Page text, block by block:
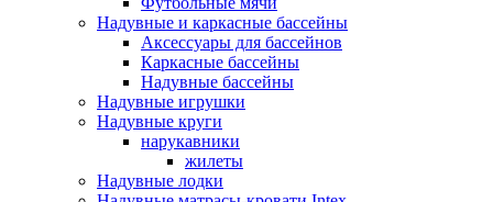
Надувные и каркасные бассейны
Аксессуары для бассейнов
Каркасные бассейны
Надувные бассейны
Надувные игрушки
Надувные круги
нарукавники
жилеты
Надувные лодки